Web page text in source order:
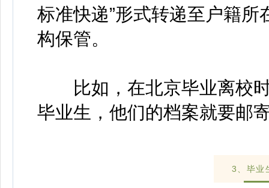
标准快递”形式转递至户籍
构保管。
比如，在北京毕业离校时
毕业生，他们的档案就要邮
3、毕业